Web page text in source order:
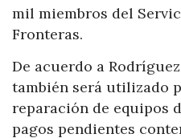
mil miembros del
Fronteras.
De acuerdo a
también será utilizado
reparación de equipos
pagos pendientes